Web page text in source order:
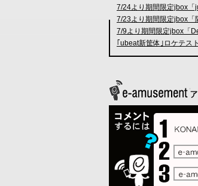
7/24より期間限定jbox「
7/23より期間限定jbox「
7/9より期間限定jbox「
｢ubeat新筐体｣ロケテス